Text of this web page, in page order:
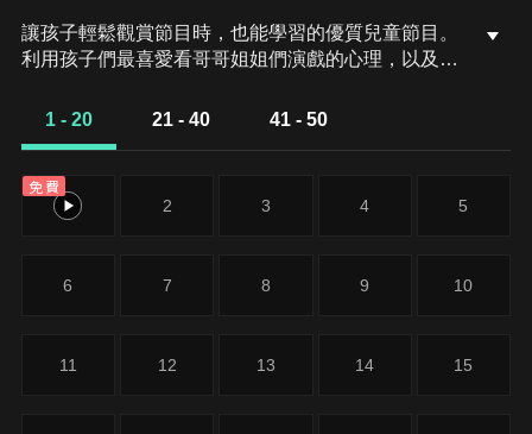
讓孩子輕鬆觀賞節目時，也能學習的優質兒童節目。
利用孩子們最喜愛看哥哥姐姐們演戲的心理，以及聽
愛。以有趣的故事與對話，解答孩子對於生活上的眾
的教育觀念。
1 - 20 21 - 40 41 - 50
免費
1 2 3 4 5
6 7 8 9 10
11 12 13 14 15